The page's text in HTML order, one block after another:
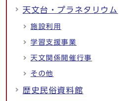
天文台・プラネタリウム
施設利用
学習支援事業
天文関係開催行事
その他
歴史民俗資料館